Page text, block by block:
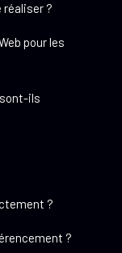
réaliser ?
pour les
sont-ils
?
?